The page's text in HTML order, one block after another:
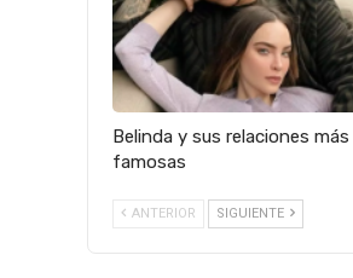
Belinda y sus relaciones más
famosas
ANTERIOR SIGUIENTE